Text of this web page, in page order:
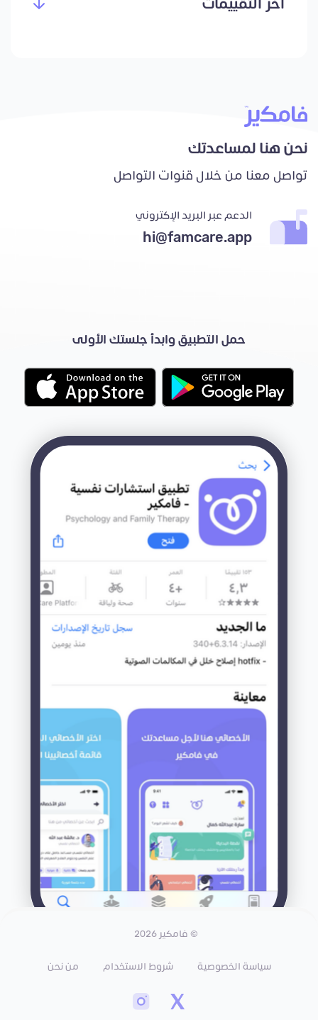
آخر التقييمات
نحن هنا لمساعدتك
تواصل معنا من خلال قنوات التواصل
الدعم عبر البريد الإكتروني
hi@famcare.app
حمل التطبيق وابدأ جلستك الأولى
© فامكير 2026
سياسة الخصوصية شروط الاستخدام من نحن